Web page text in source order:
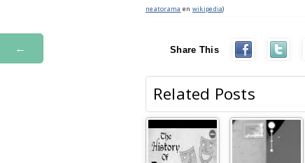
neatorama en wikipedia)
Share This
Related Posts
←